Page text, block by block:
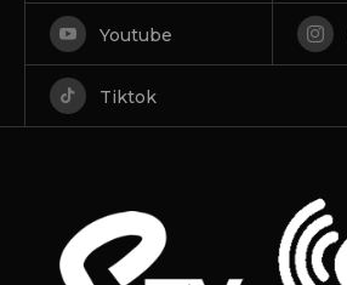
Youtube
Tiktok